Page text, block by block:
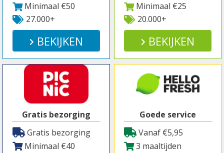
Minimaal €50
27.000+
BEKIJKEN
Minimaal €25
20.000+
BEKIJKEN
Gratis bezorging
Gratis bezorging
Minimaal €40
Goede service
Vanaf €5,95
3 maaltijden